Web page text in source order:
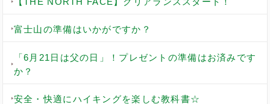
富士山の準備はいかがですか？
「6月21日は父の日」！プレゼントの準備はお済みです
か？
安全・快適にハイキングを楽しむ教科書☆